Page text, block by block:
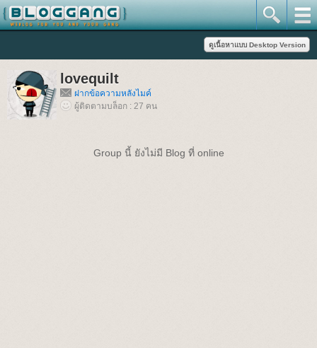
lovequilt
ฝากข้อความหลังไมค์
ผู้ติดตามบล็อก : 27 คน
Group นี้ ยังไม่มี Blog ที่ online